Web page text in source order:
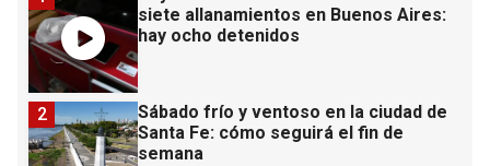
siete allanamientos en Buenos Aires:
hay ocho detenidos
Sábado frío y ventoso en la ciudad de
Santa Fe: cómo seguirá el fin de
semana
2